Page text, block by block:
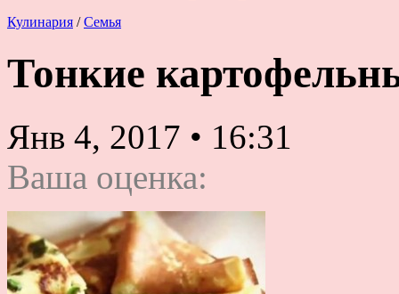
Кулинария / Семья
Тонкие
Янв 4, 2017 • 16:31
Ваша оценка: